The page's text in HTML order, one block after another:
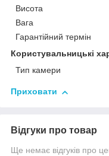
Висота
Вага
Гарантійний термін
Користувальницькі
Тип камери
Приховати
Відгуки про товар
Ще немає відгуків про